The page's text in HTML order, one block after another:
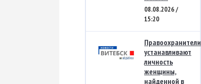
08.08.2026 /
15:20
Правоохранители
устанавливают
личность
женщины,
найденной в